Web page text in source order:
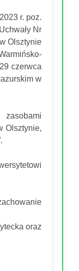
r. poz.
Nr
Olsztynie
czerwca
w
Olsztynie,
oraz